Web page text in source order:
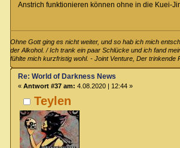
Anstrich funktionieren können ohne in die Kuei-
Ohne Gott ging es nicht weiter, und so hab ich mich
der Alkohol. / Ich trank ein paar Schlücke und ich fand
fühlte mich kurzfristig wohl. - Joint Venture, Der trinkende
Teylen
Re: World of Darkness News
« Antwort #37 am: 4.08.2020 | 12:44 »